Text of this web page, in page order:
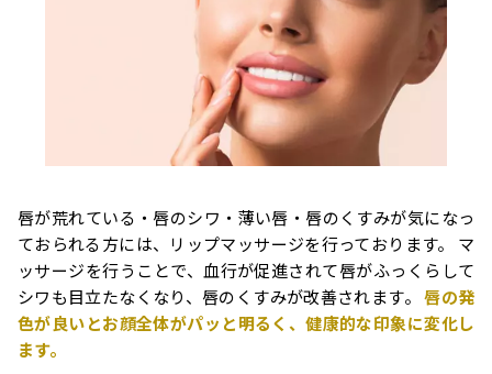
唇が荒れている・唇のシワ・薄い唇・唇のくすみが気になっ
ておられる方には、リップマッサージを行っております。 マ
ッサージを行うことで、血行が促進されて唇がふっくらして
シワも目立たなくなり、唇のくすみが改善されます。唇の発
色が良いとお顔全体がパッと明るく、健康的な印象に変化し
ます。